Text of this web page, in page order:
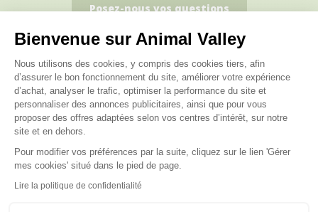
Bienvenue sur Animal Valley
Plateforme de Gestion du
Nous utilisons des cookies, y compris des cookies tiers, afin
d’assurer le bon fonctionnement du site, améliorer votre expérience
d’achat, analyser le trafic, optimiser la performance du site et
personnaliser des annonces publicitaires, ainsi que pour vous
proposer des offres adaptées selon vos centres d’intérêt, sur notre
site et en dehors.
Pour modifier vos préférences par la suite, cliquez sur le lien 'Gérer
mes cookies' situé dans le pied de page.
Lire la politique de confidentialité
Axeptio consent
Posez-nous vos questions
Ces produits peuvent vous